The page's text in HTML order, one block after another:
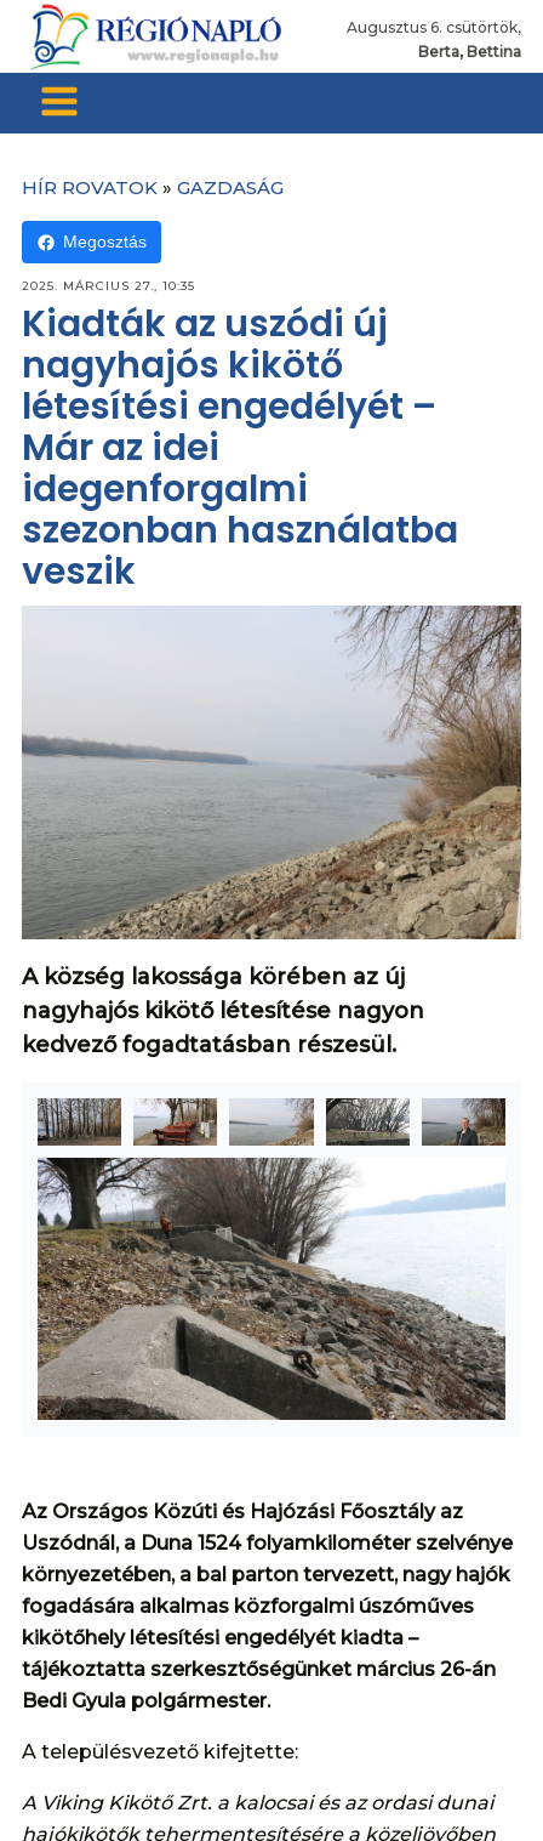
Augusztus 6. csütörtök,
Berta, Bettina
HÍR ROVATOK » GAZDASÁG
Megosztás
2025. MÁRCIUS 27., 10:35
Kiadták az uszódi új
nagyhajós kikötő
létesítési engedélyét –
Már az idei
idegenforgalmi
szezonban használatba
veszik
A község lakossága körében az új
nagyhajós kikötő létesítése nagyon
kedvező fogadtatásban részesül.
Az Országos Közúti és Hajózási Főosztály az
Uszódnál, a Duna 1524 folyamkilométer szelvénye
környezetében, a bal parton tervezett, nagy hajók
fogadására alkalmas közforgalmi úszóműves
kikötőhely létesítési engedélyét kiadta –
tájékoztatta szerkesztőségünket március 26-án
Bedi Gyula polgármester.
A településvezető kifejtette:
A Viking Kikötő Zrt. a kalocsai és az ordasi dunai
hajókikötők tehermentesítésére a közeljövőben